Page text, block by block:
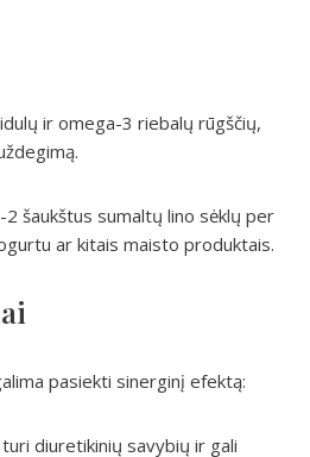
ir omega-3 riebalų rūgščių,
šaukštus sumaltų lino sėklų per
ar kitais maisto produktais.
pasiekti sinerginį efektą:
diuretikinių savybių ir gali